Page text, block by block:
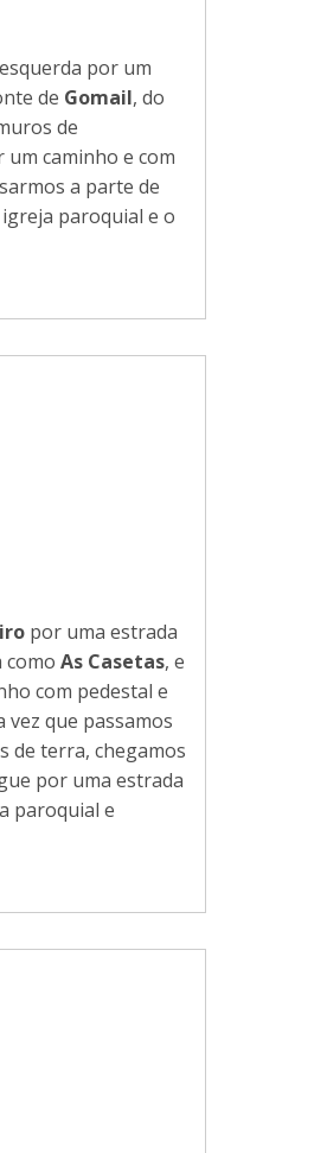
por um
de Gomail, do
de
caminho e com
a parte de
paroquial e o
por uma estrada
como As Casetas, e
com pedestal e
que passamos
de terra, chegamos
por uma estrada
paroquial e